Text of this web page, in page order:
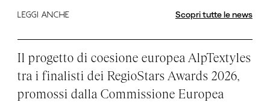
LEGGI ANCHE Scopri tutte le news
Il progetto di coesione europea AlpTextyles
tra i finalisti dei RegioStars Awards 2026,
promossi dalla Commissione Europea